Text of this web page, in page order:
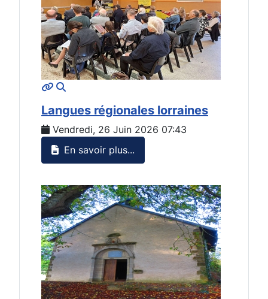
MOD_JTCS_VIEW_ARTICLE_LINK
Langues régionales lorraines
Vendredi, 26 Juin 2026 07:43
En savoir plus...